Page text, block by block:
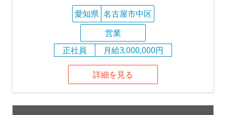
愛知県 名古屋市中区
営業
正社員
月給3,000,000円
詳細を見る